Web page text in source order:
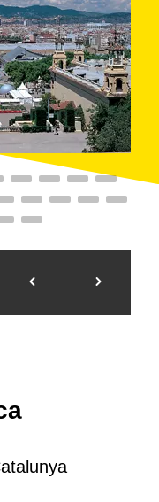
Bornemiszava
el 1983. Va estar
Pedralbes, però
Les peces
que
fins al rococó,
Tintoretto,
o Piazzetta.
aplega
des de mitjan segle
amb obres de
Tàpies.
situat al Parc de
de Catalunya. La
i les
Rusiñol,
Gaudí.
de130.000 peces
l’Art